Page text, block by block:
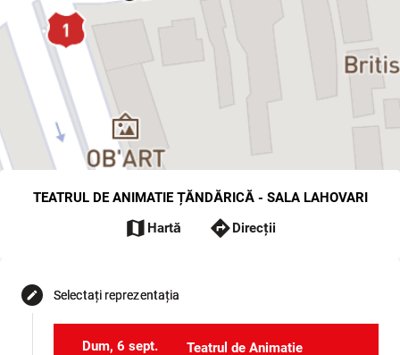
TEATRUL DE ANIMATIE ȚĂNDĂRICĂ - SALA LAHOVARI
map Hartă directionsDirecții
edit Selectați reprezentația
Dum, 6 sept.
Teatrul de Animatie